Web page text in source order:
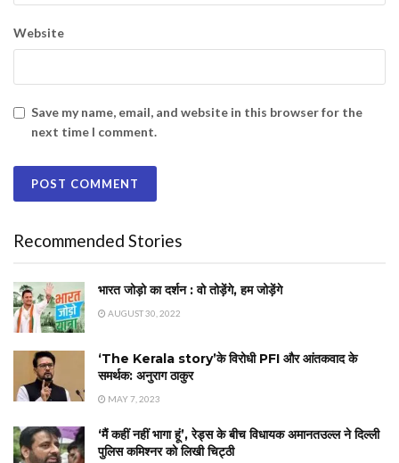
Website
Save my name, email, and website in this browser for the
next time I comment.
Recommended Stories
भारत जोड़ो का दर्शन : वो तोड़ेंगे, हम जोड़ेंगे
AUGUST 30, 2022
‘The Kerala story’के विरोधी PFI और आंतकवाद के
समर्थक: अनुराग ठाकुर
MAY 7, 2023
‘मैं कहीं नहीं भागा हूं’, रेड्स के बीच विधायक अमानतउल्ल ने दिल्ली
पुलिस कमिश्नर को लिखी चिट्ठी